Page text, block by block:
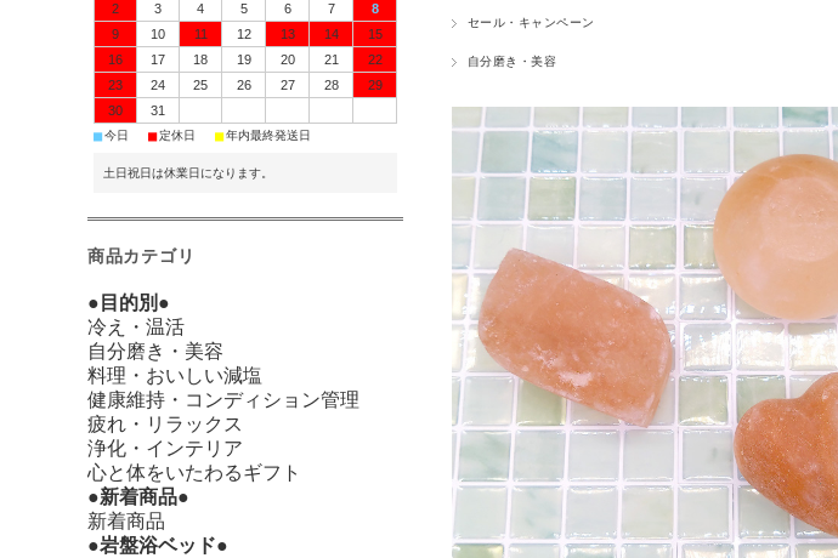
セール・キャンペーン
自分磨き・美容
2
3 4 5 6 7
8
9
10 11 12 13 14
15
16
17 18 19 20 21
22
23
24 25 26 27 28
29
30
31
■今日 ■定休日 ■年内最終発送日
土日祝日は休業日になります。
商品カテゴリ
●目的別●
冷え・温活
自分磨き・美容
料理・おいしい減塩
健康維持・コンディション管理
疲れ・リラックス
浄化・インテリア
心と体をいたわるギフト
●新着商品●
新着商品
●岩盤浴ベッド●